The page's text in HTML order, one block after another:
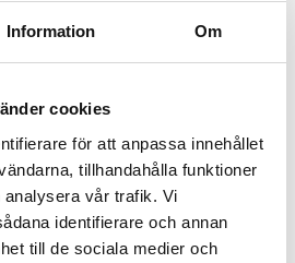
Information Om
cookies
för att anpassa innehållet
tillhandahålla funktioner
vår trafik. Vi
identifierare och annan
till de sociala medier och
Lägg till i favoriter